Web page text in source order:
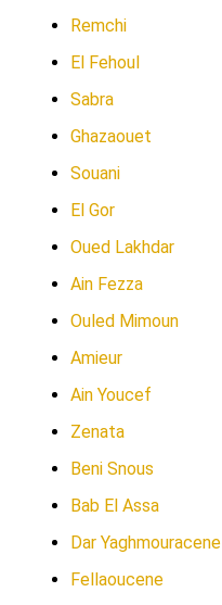
Remchi
El Fehoul
Sabra
Ghazaouet
Souani
El Gor
Oued Lakhdar
Ain Fezza
Ouled Mimoun
Amieur
Ain Youcef
Zenata
Beni Snous
Bab El Assa
Dar Yaghmouracene
Fellaoucene